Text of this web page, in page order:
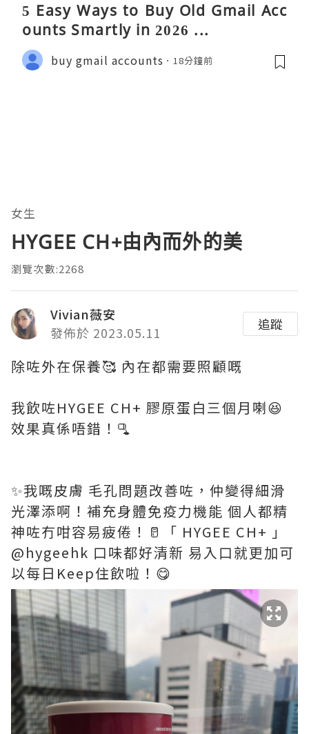
5 Easy Ways to Buy Old Gmail Acc
ounts Smartly in 2026 ...
buy gmail accounts 18分鐘前
女生
HYGEE CH+由內而外的美
瀏覽次數:2268
Vivian薇安
發佈於 2023.05.11
追蹤
除咗外在保養🥰 內在都需要照顧嘅
我飲咗HYGEE CH+ 膠原蛋白三個月喇😆
效果真係唔錯！🫗
✨我嘅皮膚 毛孔問題改善咗，仲變得細滑
光澤添啊！補充身體免疫力機能 個人都精
神咗冇咁容易疲倦！🥛「 HYGEE CH+ 」
@hygeehk 口味都好清新 易入口就更加可
以每日Keep住飲啦！😋